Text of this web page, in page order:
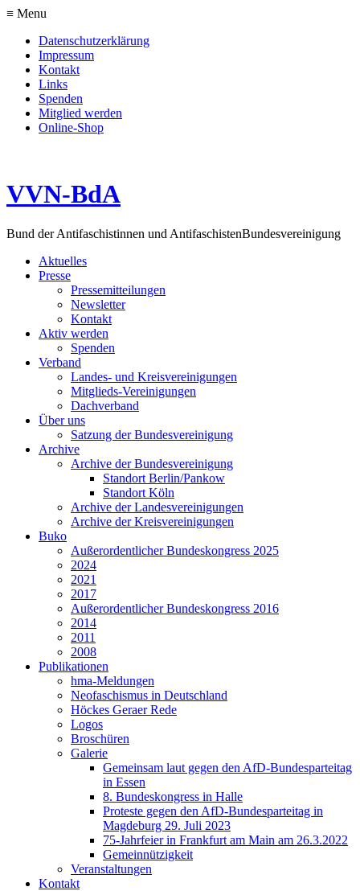
≡ Menu
Datenschutzerklärung
Impressum
Kontakt
Links
Spenden
Mitglied werden
Online-Shop
VVN-BdA
Bund der Antifaschistinnen und AntifaschistenBundesvereinigung
Aktuelles
Presse
Pressemitteilungen
Newsletter
Kontakt
Aktiv werden
Spenden
Verband
Landes- und Kreisvereinigungen
Mitglieds-Vereinigungen
Dachverband
Über uns
Satzung der Bundesvereinigung
Archive
Archive der Bundesvereinigung
Standort Berlin/Pankow
Standort Köln
Archive der Landesvereinigungen
Archive der Kreisvereinigungen
Buko
Außerordentlicher Bundeskongress 2025
2024
2021
2017
Außerordentlicher Bundeskongress 2016
2014
2011
2008
Publikationen
hma-Meldungen
Neofaschismus in Deutschland
Höckes Geraer Rede
Logos
Broschüren
Galerie
Gemeinsam laut gegen den AfD-Bundesparteitag
in Essen
8. Bundeskongress in Halle
Proteste gegen den AfD-Bundesparteitag in
Magdeburg 29. Juli 2023
75-Jahrfeier in Frankfurt am Main am 26.3.2022
Gemeinnützigkeit
Veranstaltungen
Kontakt